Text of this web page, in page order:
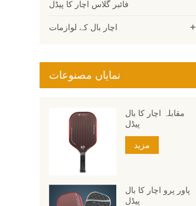
فائبر گلاس اچار کا پیڈل
+ اچار بال کے لوازمات
نمایاں مصنوعات
مقابلہ اچار کا بال
پیڈل
مزید
پاور پرو اچار کا بال
پیڈل